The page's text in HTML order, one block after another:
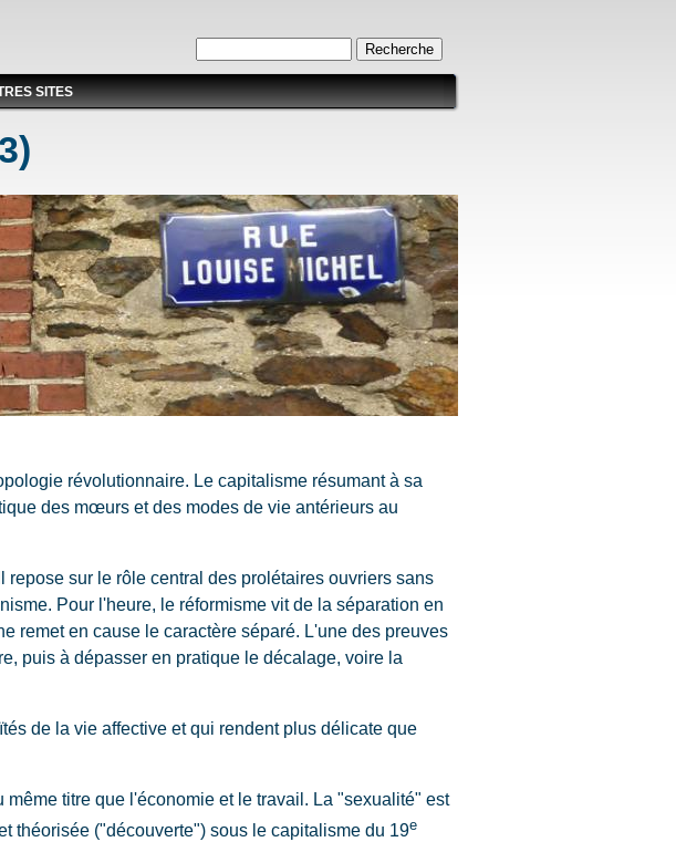
Formulaire de recherche
SITES
révolutionnaire. Le capitalisme résumant à sa
des mœurs et des modes de vie antérieurs au
sur le rôle central des prolétaires ouvriers sans
Pour l'heure, le réformisme vit de la séparation en
remet en cause le caractère séparé. L'une des preuves
puis à dépasser en pratique le décalage, voire la
de la vie affective et qui rendent plus délicate que
titre que l'économie et le travail. La "sexualité" est
théorisée ("découverte") sous le capitalisme du 19e